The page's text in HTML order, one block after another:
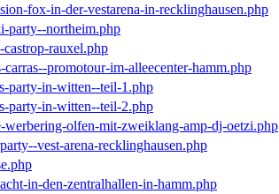
fox-in-der-vestarena-in-recklinghausen.php
party--northeim.php
rauxel.php
promotour-im-alleecenter-hamm.php
party-in-witten--teil-1.php
party-in-witten--teil-2.php
werbering-olfen-mit-zweiklang-amp-dj-oetzi.php
vest-arena-recklinghausen.php
in-den-zentralhallen-in-hamm.php